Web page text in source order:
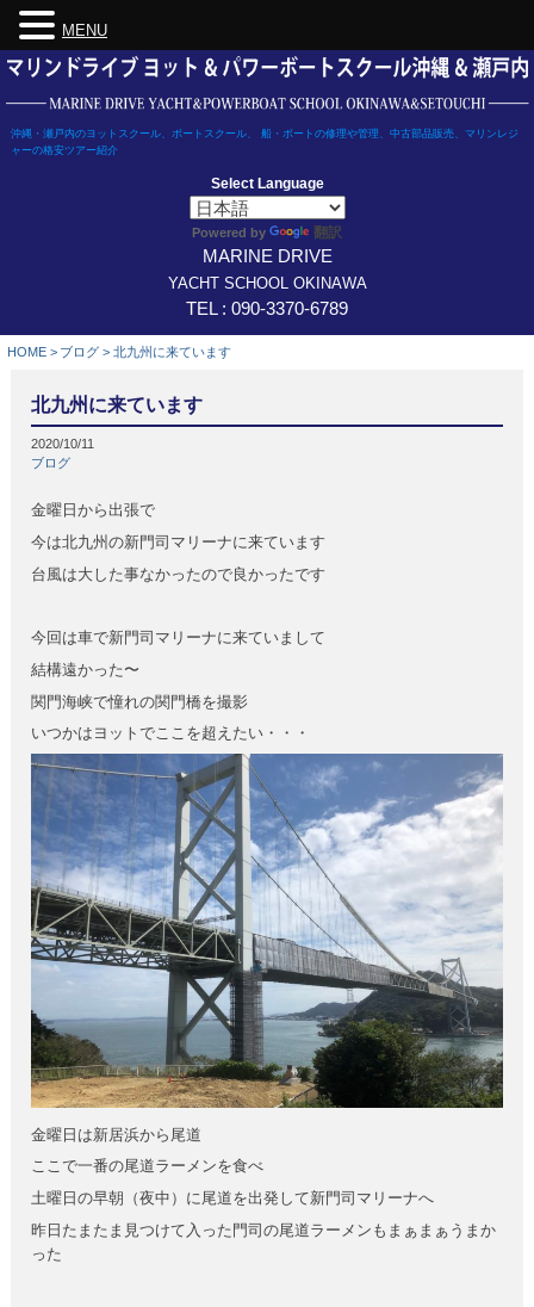
Skip
content
沖縄・瀬戸内のヨットスクール、ボートスクール、 船・ボートの修理や管理、中古部品販売、マリンレジ
ャーの格安ツアー紹介
Select Language
Powered by 翻訳
MARINE DRIVE
YACHT SCHOOL OKINAWA
TEL : 090-3370-6789
HOME > ブログ > 北九州に来ています
北九州に来ています
2020/10/11
ブログ
金曜日から出張で
今は北九州の新門司マリーナに来ています
台風は大した事なかったので良かったです
今回は車で新門司マリーナに来ていまして
結構遠かった〜
関門海峡で憧れの関門橋を撮影
いつかはヨットでここを超えたい・・・
金曜日は新居浜から尾道
ここで一番の尾道ラーメンを食べ
土曜日の早朝（夜中）に尾道を出発して新門司マリーナへ
昨日たまたま見つけて入った門司の尾道ラーメンもまぁまぁうまか
った
MENU